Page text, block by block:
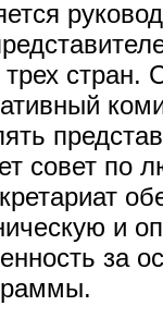
стран.
совет по
и
за